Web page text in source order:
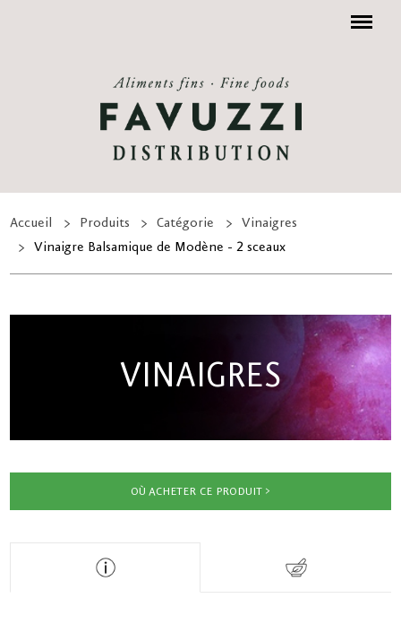
Menu
Accueil Produits Catégorie
Vinaigres
Vinaigre Balsamique de Modène - 2 sceaux
VINAIGRES
OÙ ACHETER CE PRODUIT